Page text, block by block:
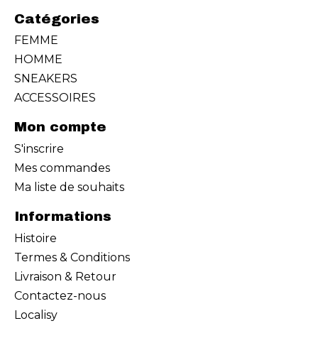
Catégories
FEMME
HOMME
SNEAKERS
ACCESSOIRES
Mon compte
S'inscrire
Mes commandes
Ma liste de souhaits
Informations
Histoire
Termes & Conditions
Livraison & Retour
Contactez-nous
Localisy